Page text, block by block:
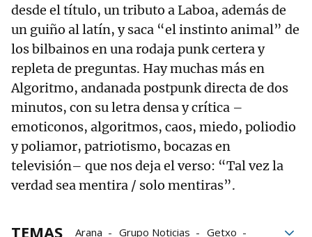
desde el título, un tributo a Laboa, además de
un guiño al latín, y saca “el instinto animal” de
los bilbainos en una rodaja punk certera y
repleta de preguntas. Hay muchas más en
Algoritmo, andanada postpunk directa de dos
minutos, con su letra densa y crítica –
emoticonos, algoritmos, caos, miedo, poliodio
y poliamor, patriotismo, bocazas en
televisión– que nos deja el verso: “Tal vez la
verdad sea mentira / solo mentiras”.
TEMAS Arana Grupo Noticias
Getxo